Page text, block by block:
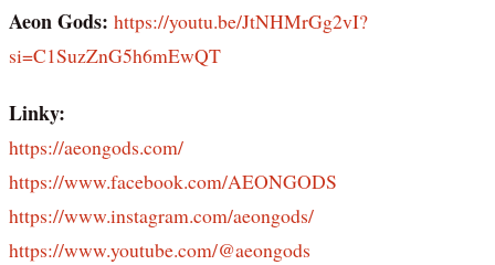
Aeon Gods: https://youtu.be/JtNHMrGg2vI?
si=C1SuzZnG5h6mEwQT
Linky:
https://aeongods.com/
https://www.facebook.com/AEONGODS
https://www.instagram.com/aeongods/
https://www.youtube.com/@aeongods